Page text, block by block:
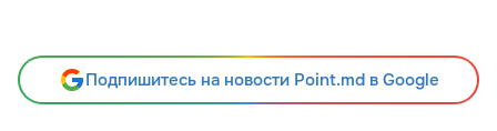
Подпишитесь на новости Point.md в Google